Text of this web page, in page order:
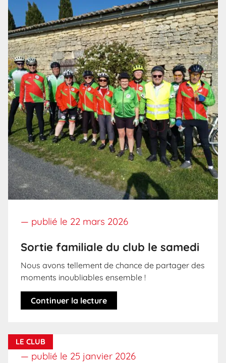
— publié le 22 mars 2026
Sortie familiale du club le samedi
Nous avons tellement de chance de partager des
moments inoubliables ensemble !
Continuer la lecture
LE CLUB
— publié le 25 janvier 2026